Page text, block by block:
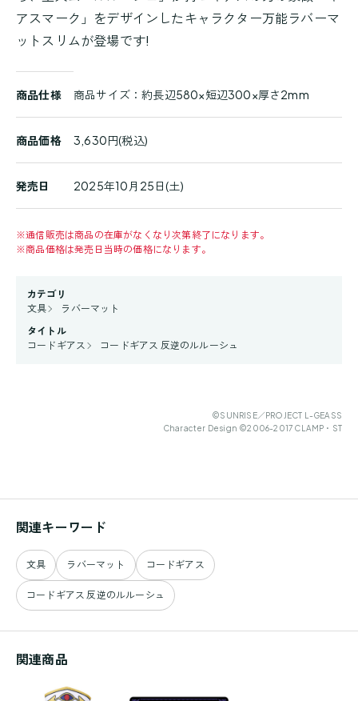
アスマーク」をデザインしたキャラクター万能ラバーマ
ットスリムが登場です!
品
詳
細
商品仕様 商品サイズ：約長辺580×短辺300×厚さ2mm
商品価格 3,630円(税込)
発売日 2025年10月25日(土)
※通信販売は商品の在庫がなくなり次第終了になります。
※商品価格は発売日当時の価格になります。
カテゴリ
文具
ラバーマット
タイトル
コードギアス
コードギアス 反逆のルルーシュ
©SUNRISE／PROJECT L-GEASS
Character Design ©2006-2017 CLAMP・ST
関連キーワード
文具 ラバーマット コードギアス
コードギアス 反逆のルルーシュ
関連商品